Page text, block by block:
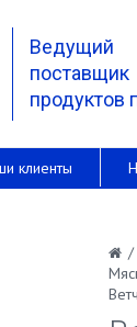
Ведущий
поставщик
продуктов
клиенты
/